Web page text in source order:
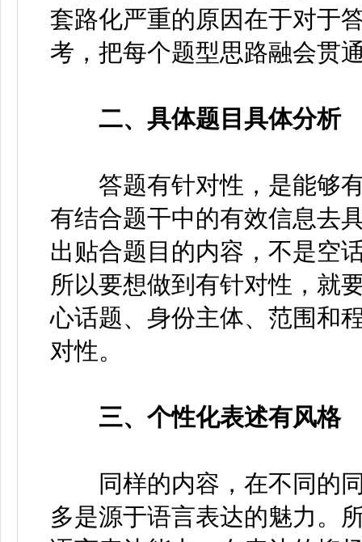
套路化严重的原因在于对于
考，把每个题型思路融会贯
二、具体题目具体分析
答题有针对性，是能够有
有结合题干中的有效信息去
出贴合题目的内容，不是空
所以要想做到有针对性，就
心话题、身份主体、范围和
对性。
三、 个性化表述有风格
同样的内容，在不同的同
多是源于语言表达的魅力。